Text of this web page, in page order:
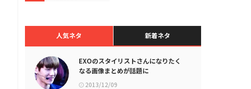
人気ネタ 新着ネタ
EXOのスタイリストさんになりたく
なる画像まとめが話題に
2013/12/09